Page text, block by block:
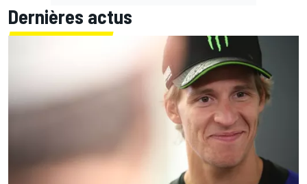
Dernières actus